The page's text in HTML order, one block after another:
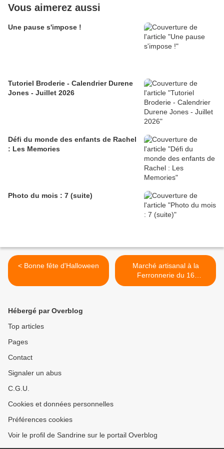
Vous aimerez aussi
Une pause s'impose !
Tutoriel Broderie - Calendrier Durene
Jones - Juillet 2026
Défi du monde des enfants de Rachel
: Les Memories
Photo du mois : 7 (suite)
< Bonne fête d'Halloween
Marché artisanal à la
Ferronnerie du 16
septembre au 19 octobre
Hébergé par Overblog
Top articles
Pages
Contact
Signaler un abus
C.G.U.
Cookies et données personnelles
Préférences cookies
Voir le profil de Sandrine sur le portail Overblog